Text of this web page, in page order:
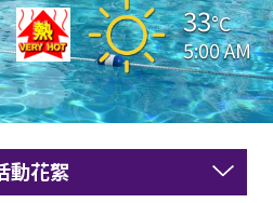
33°C
5:00 AM
動花絮